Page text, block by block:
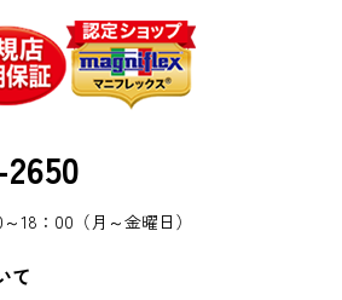
18：00（月～金曜日）
て